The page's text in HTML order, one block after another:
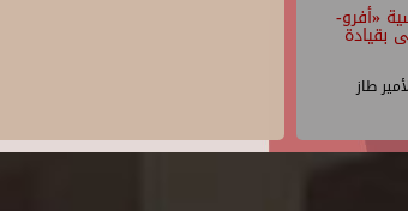
«أفرو-
بقيادة
طاز